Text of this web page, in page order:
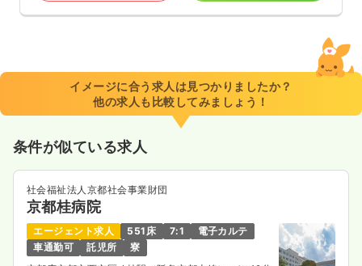
イメージに合う求人は見つかりましたか？
他の求人も比較してみましょう！
条件が似ている求人
社会福祉法人京都社会事業財団
京都桂病院
エージェント求人 551床 7:1
電子カルテ
車通勤可
託児所
寮